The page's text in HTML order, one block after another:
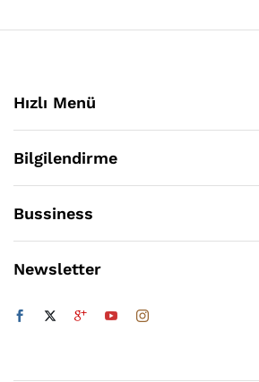
Hızlı Menü
Bilgilendirme
Bussiness
Newsletter